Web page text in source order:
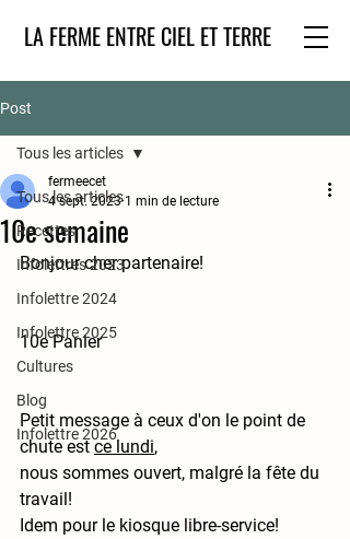
LA FERME ENTRE CIEL ET TERRE
Post
Tous les articles
Recettes
Infolettres 2023
Infolettre 2024
Infolettre 2025
Cultures
Blog
Infolettre 2026
Tous les articles
10e semaine
fermeecet
4 sept. 2023 1 min de lecture
Bonjour cher partenaire!
10e Panier
Petit message à ceux d'on le point de
chute est ce lundi,
nous sommes ouvert, malgré la fête du
travail!
Idem pour le kiosque libre-service!